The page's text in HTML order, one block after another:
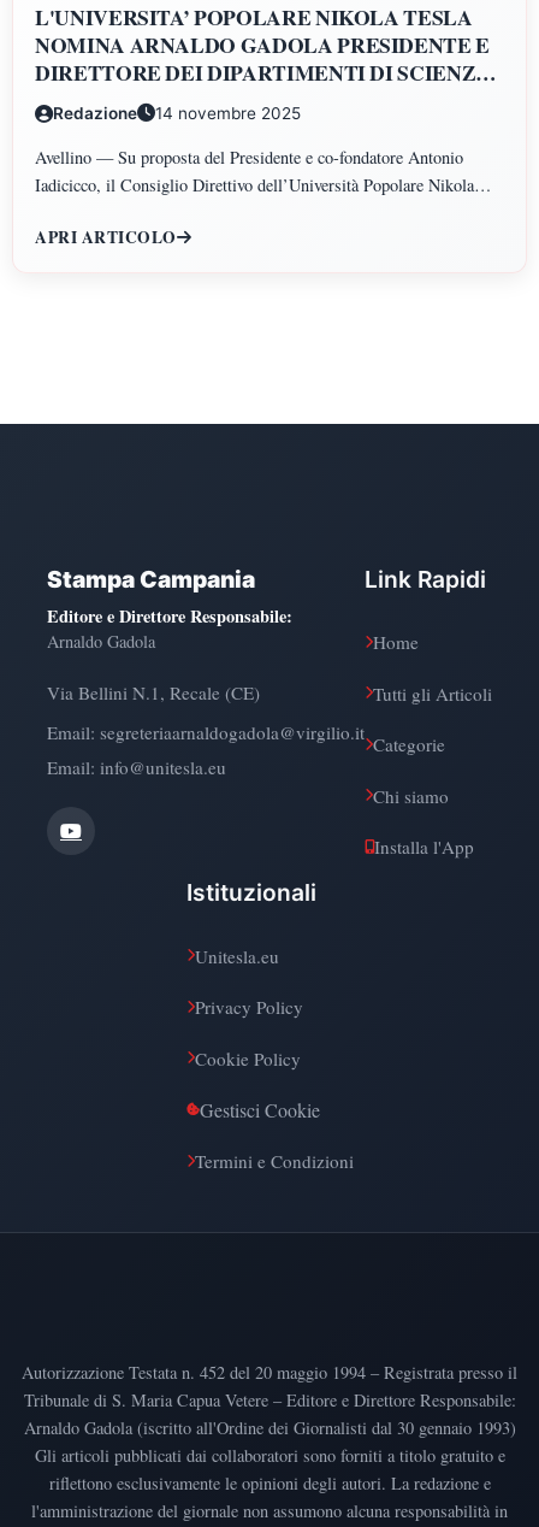
L'UNIVERSITA’ POPOLARE NIKOLA TESLA
NOMINA ARNALDO GADOLA PRESIDENTE E
DIRETTORE DEI DIPARTIMENTI DI SCIENZE
GIURIDICHE, ECONOMICHE, SCIENZE
POLITICHE, PSICOLOGIA, SCIENZE UMANE,
FILOSOFIA E PEDAGOGIA
Redazione 14 novembre 2025
Avellino — Su proposta del Presidente e co-fondatore Antonio
Iadicicco, il Consiglio Direttivo dell’Università Popolare Nikola
Dipartimenti di Scienze Giuridiche ed Economiche, Scienze
APRI ARTICOLO
Stampa Campania
Editore e Direttore Responsabile:
Arnaldo Gadola
Via Bellini N.1, Recale (CE)
Email: segreteriaarnaldogadola@virgilio.it
Email: info@unitesla.eu
Link Rapidi
Home
Tutti gli Articoli
Categorie
Chi siamo
Installa l'App
Istituzionali
Unitesla.eu
Privacy Policy
Cookie Policy
Gestisci Cookie
Termini e Condizioni
Autorizzazione Testata n. 452 del 20 maggio 1994 – Registrata presso il
Tribunale di S. Maria Capua Vetere – Editore e Direttore Responsabile:
Arnaldo Gadola (iscritto all'Ordine dei Giornalisti dal 30 gennaio 1993)
Gli articoli pubblicati dai collaboratori sono forniti a titolo gratuito e
riflettono esclusivamente le opinioni degli autori. La redazione e
l'amministrazione del giornale non assumono alcuna responsabilità in